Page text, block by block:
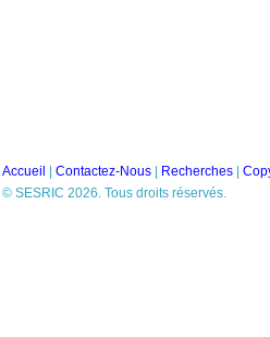
Accueil Contactez-Nous Recherches
© SESRIC 2026. Tous droits réservés.